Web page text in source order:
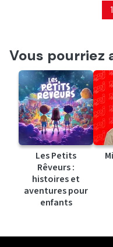
1
Vous pourriez
Les Petits
Rêveurs :
histoires et
aventures pour
enfants